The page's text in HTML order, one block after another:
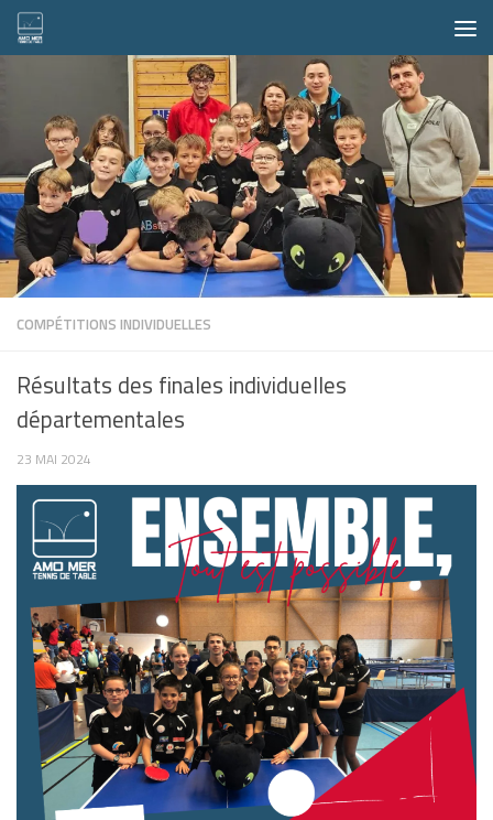
Skip to content
COMPÉTITIONS INDIVIDUELLES
Résultats des finales individuelles
départementales
23 MAI 2024